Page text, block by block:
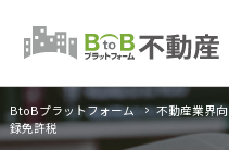
BtoBプラットフォーム 不動産業界
録免許税